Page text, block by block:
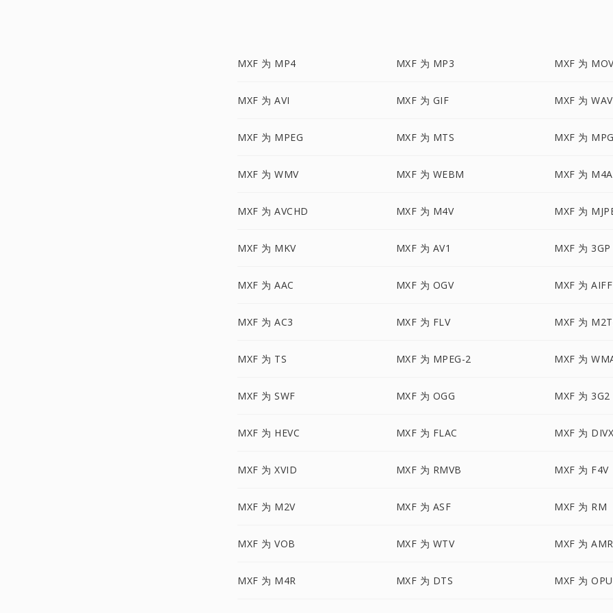
MXF 为 MP4 MXF 为 MP3 MXF 为
MXF 为 AVI MXF 为 GIF MXF 为 WAV
MXF 为 MPEG MXF 为 MTS MXF 为 MPG
MXF 为 WMV MXF 为 WEBM MXF 为 M4A
MXF 为 AVCHD MXF 为 M4V MXF 为
MXF 为 MKV MXF 为 AV1 MXF 为 3GP
MXF 为 AAC MXF 为 OGV MXF 为 AIFF
MXF 为 AC3 MXF 为 FLV MXF 为
MXF 为 TS MXF 为 MPEG-2 MXF 为
MXF 为 SWF MXF 为 OGG MXF 为 3G2
MXF 为 HEVC MXF 为 FLAC MXF 为 DIVX
MXF 为 XVID MXF 为 RMVB MXF 为 F4V
MXF 为 M2V MXF 为 ASF MXF 为 RM
MXF 为 VOB MXF 为 WTV MXF 为 AMR
MXF 为 M4R MXF 为 DTS MXF 为